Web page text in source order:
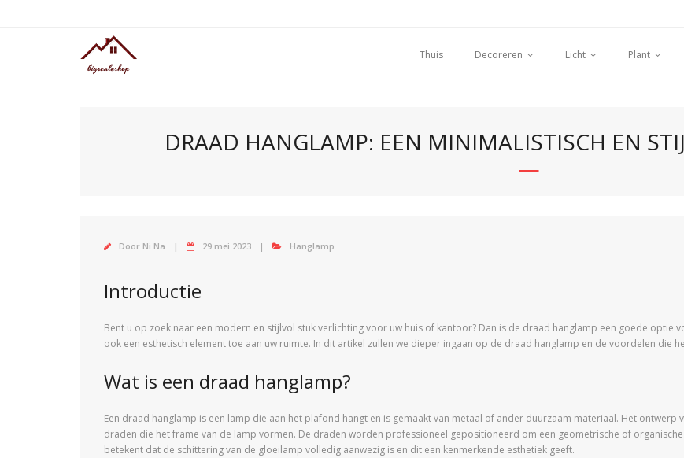
Thuis
Decoreren Licht Plant
DRAAD HANGLAMP: EEN MINIMALISTISCH EN
Door Ni Na 29 mei 2023 Hanglamp
Introductie
Bent u op zoek naar een modern en stijlvol stuk verlichting voor uw huis of kantoor? Dan is de draad hanglamp een goede optie
ook een esthetisch element toe aan uw ruimte. In dit artikel zullen we dieper ingaan op de draad hanglamp en de voordelen die
Wat is een draad hanglamp?
Een draad hanglamp is een lamp die aan het plafond hangt en is gemaakt van metaal of ander duurzaam materiaal. Het ontwerp
draden die het frame van de lamp vormen. De draden worden professioneel gepositioneerd om een ​​geometrische of
betekent dat de schittering van de gloeilamp volledig aanwezig is en dit een kenmerkende esthetiek geeft.